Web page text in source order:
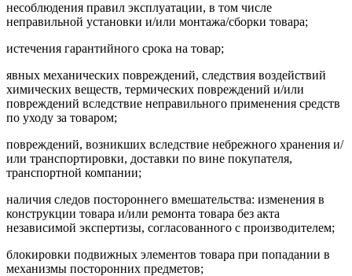
несоблюдения правил эксплуатации, в том числе
неправильной установки и/или монтажа/сборки товара;
истечения гарантийного срока на товар;
явных механических повреждений, следствия воздействий
химических веществ, термических повреждений и/или
повреждений вследствие неправильного применения средств
по уходу за товаром;
повреждений, возникших вследствие небрежного хранения и/
или транспортировки, доставки по вине покупателя,
транспортной компании;
наличия следов постороннего вмешательства: изменения в
конструкции товара и/или ремонта товара без акта
независимой экспертизы, согласованного с производителем;
блокировки подвижных элементов товара при попадании в
механизмы посторонних предметов;